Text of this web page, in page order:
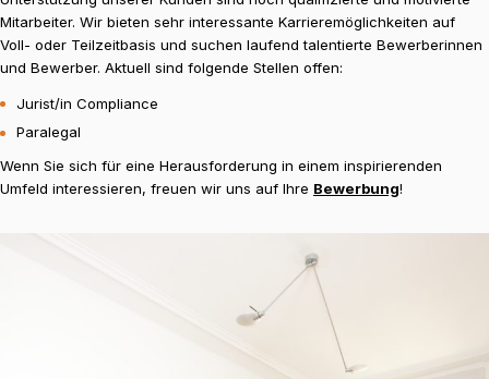
Mitarbeiter. Wir bieten sehr interessante Karrieremöglichkeiten auf
Voll- oder Teilzeitbasis und suchen laufend talentierte Bewerberinnen
und Bewerber. Aktuell sind folgende Stellen offen:
Jurist/in Compliance
Paralegal
Wenn Sie sich für eine Herausforderung in einem inspirierenden
Umfeld interessieren, freuen wir uns auf Ihre Bewerbung!